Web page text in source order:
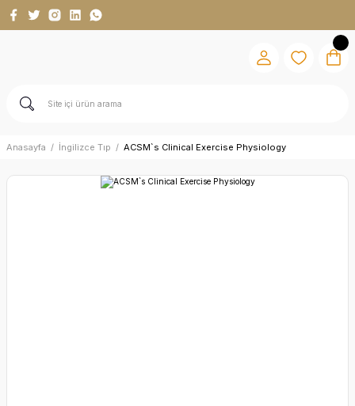
Anasayfa İngilizce Tıp ACSM`s Clinical Exercise Physiology